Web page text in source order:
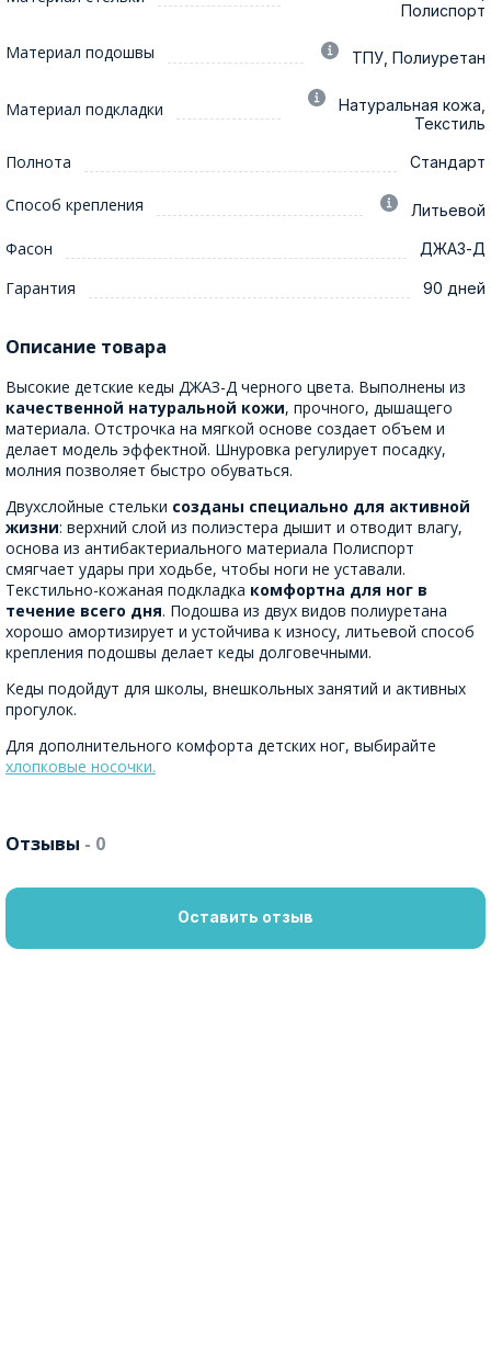
Полиспорт
Материал подошвы ТПУ, Полиуретан
Материал подкладки
Натуральная кожа,
Текстиль
Полнота Стандарт
Способ крепления Литьевой
Фасон ДЖАЗ-Д
Гарантия 90 дней
Описание товара
Высокие детские кеды ДЖАЗ-Д черного цвета. Выполнены из
качественной натуральной кожи, прочного, дышащего
материала. Отстрочка на мягкой основе создает объем и
делает модель эффектной. Шнуровка регулирует посадку,
молния позволяет быстро обуваться.
Двухслойные стельки созданы специально для активной
жизни: верхний слой из полиэстера дышит и отводит влагу,
основа из антибактериального материала Полиспорт
смягчает удары при ходьбе, чтобы ноги не уставали.
Текстильно-кожаная подкладка комфортна для ног в
течение всего дня. Подошва из двух видов полиуретана
хорошо амортизирует и устойчива к износу, литьевой способ
крепления подошвы делает кеды долговечными.
Кеды подойдут для школы, внешкольных занятий и активных
прогулок.
Для дополнительного комфорта детских ног, выбирайте
хлопковые носочки.
Отзывы - 0
Оставить отзыв